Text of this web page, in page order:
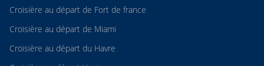
Croisière au départ de Fort de france
Croisière au départ de Miami
Croisière au départ du Havre